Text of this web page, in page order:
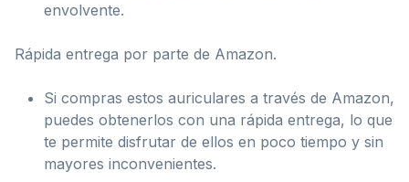
envolvente.
Rápida entrega por parte de Amazon.
Si compras estos auriculares a través de Amazon,
puedes obtenerlos con una rápida entrega, lo que
te permite disfrutar de ellos en poco tiempo y sin
mayores inconvenientes.